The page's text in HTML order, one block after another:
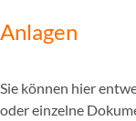
Anlagen
Sie können hier
oder einzelne